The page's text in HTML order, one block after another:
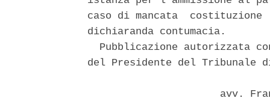
caso di mancata
dichiaranda contumacia.
Pubblicazione autorizzata
del Presidente del Tribunale
avv.